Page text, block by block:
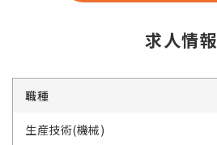
求人情報
職種
生産技術(機械)